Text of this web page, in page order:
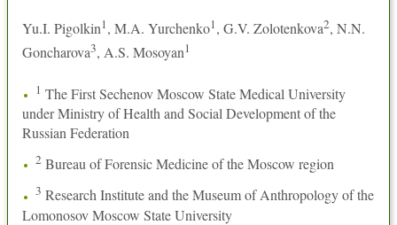
Yu.I. Pigolkin1, M.A. Yurchenko1, G.V. Zolotenkova2, N.N.
Goncharova3, A.S. Mosoyan1
1 The First Sechenov Moscow State Medical University
under Ministry of Health and Social Development of the
Russian Federation
2 Bureau of Forensic Medicine of the Moscow region
3 Research Institute and the Museum of Anthropology of the
Lomonosov Moscow State University